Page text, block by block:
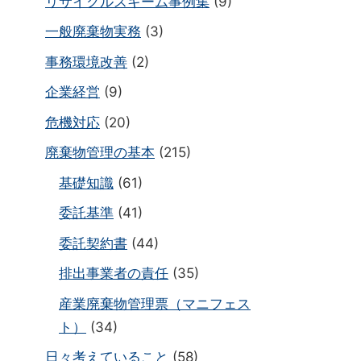
一般廃棄物実務 (3)
事務環境改善 (2)
企業経営 (9)
危機対応 (20)
廃棄物管理の基本 (215)
基礎知識 (61)
委託基準 (41)
委託契約書 (44)
排出事業者の責任 (35)
産業廃棄物管理票（マニフェス
ト）
(34)
日々考えていること (58)